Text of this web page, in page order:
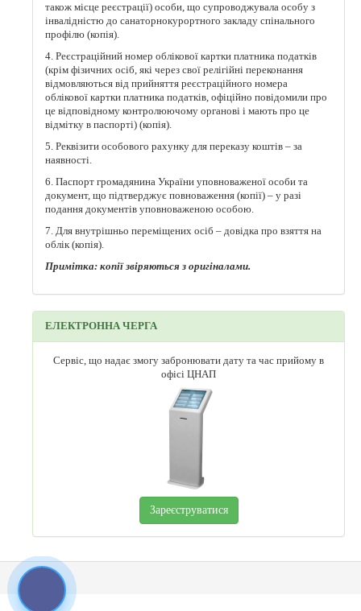
також місце реєстрації) особи, що супроводжувала особу з
інвалідністю до санаторнокурортного закладу спінального
профілю (копія).
4. Реєстраційний номер облікової картки платника податків
(крім фізичних осіб, які через свої релігійні переконання
відмовляються від прийняття реєстраційного номера
облікової картки платника податків, офіційно повідомили про
це відповідному контролюючому органові і мають про це
відмітку в паспорті) (копія).
5. Реквізити особового рахунку для переказу коштів – за
наявності.
6. Паспорт громадянина України уповноваженої особи та
документ, що підтверджує повноваження (копії) – у разі
подання документів уповноваженою особою.
7. Для внутрішньо переміщених осіб – довідка про взяття на
облік (копія).
Примітка: копії звіряються з оригіналами.
ЕЛЕКТРОННА ЧЕРГА
Сервіс, що надає змогу забронювати дату та час прийому в
офісі ЦНАП
Зареєструватися